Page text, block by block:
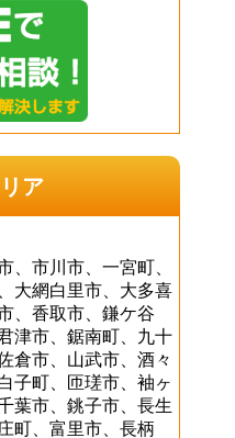
ア
、市川市、一宮町、
大網白里市、大多喜
、香取市、鎌ケ谷
津市、鋸南町、九十
倉市、山武市、酒々
子町、匝瑳市、袖ヶ
葉市、銚子市、長生
町、富里市、長柄